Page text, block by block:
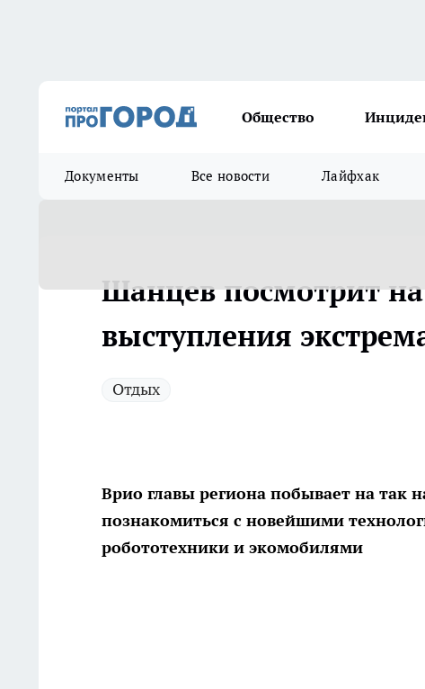
Общество
Документы Все новости Лайфхак
Шанцев посмотрит
выступления
Отдых
Врио главы региона побывает на так
познакомиться с новейшими
робототехники и экомобилями